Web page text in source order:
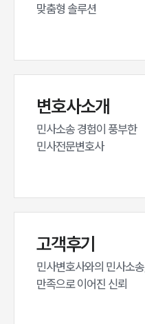
맞춤형 솔루션
변호사소개
민사소송 경험이 풍부한
민사전문변호사
고객후기
민사변호사와의 민사소송,
만족으로 이어진 신뢰